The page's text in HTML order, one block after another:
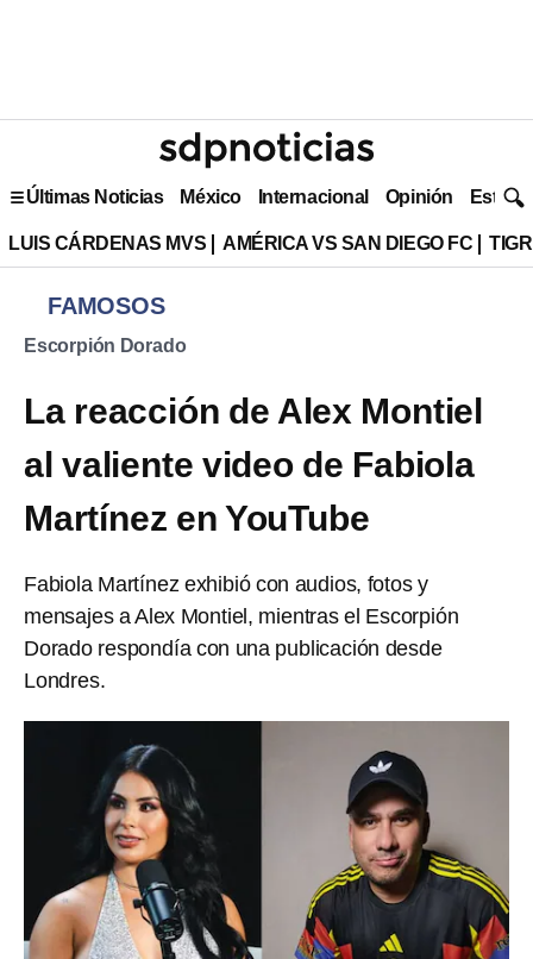
Últimas Noticias México Internacional Opinión Estilo
LUIS CÁRDENAS MVS AMÉRICA VS SAN DIEGO FC
FAMOSOS
Escorpión Dorado
La reacción de Alex Montiel
al valiente video de Fabiola
Martínez en YouTube
Fabiola Martínez exhibió con audios, fotos y
mensajes a Alex Montiel, mientras el Escorpión
Dorado respondía con una publicación desde
Londres.